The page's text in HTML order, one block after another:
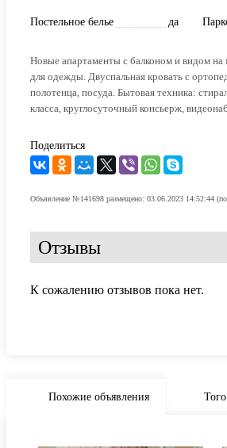
Постельное белье да
Новые апартаменты с балконом и видом на
для одежды. Двуспальная кровать с
полотенца, посуда. Бытовая техника:
класса, круглосуточный консьерж,
Поделиться
Объявление №141698 размещено: 03.06.2023 14:52:44 (по
Отзывы
К сожалению отзывов пока нет.
Похожие объявления